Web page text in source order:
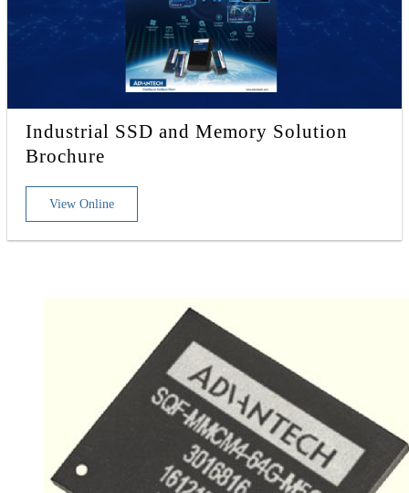
Industrial SSD and Memory Solution
Brochure
View Online